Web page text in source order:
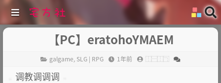
【PC】eratohoYMAEM
galgame, SLG | RPG 1年前 ⿰⿱⿰⿹
调教调调调